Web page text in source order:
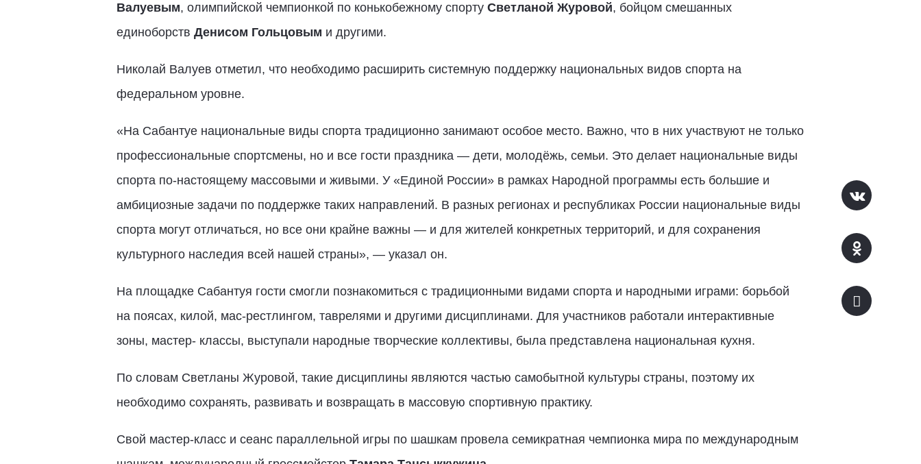
Валуевым, олимпийской чемпионкой по конькобежному спорту Светланой Журовой, бойцом смешанных
единоборств Денисом Гольцовым и другими.
Николай Валуев отметил, что необходимо расширить системную поддержку национальных видов спорта на
федеральном уровне.
«На Сабантуе национальные виды спорта традиционно занимают особое место. Важно, что в них участвуют не только
профессиональные спортсмены, но и все гости праздника — дети, молодёжь, семьи. Это делает национальные виды
спорта по-настоящему массовыми и живыми. У «Единой России» в рамках Народной программы есть большие и
амбициозные задачи по поддержке таких направлений. В разных регионах и республиках России национальные виды
спорта могут отличаться, но все они крайне важны — и для жителей конкретных территорий, и для сохранения
культурного наследия всей нашей страны», — указал он.
На площадке Сабантуя гости смогли познакомиться с традиционными видами спорта и народными играми: борьбой
на поясах, килой, мас-рестлингом, таврелями и другими дисциплинами. Для участников работали интерактивные
зоны, мастер- классы, выступали народные творческие коллективы, была представлена национальная кухня.
По словам Светланы Журовой, такие дисциплины являются частью самобытной культуры страны, поэтому их
необходимо сохранять, развивать и возвращать в массовую спортивную практику.
Свой мастер-класс и сеанс параллельной игры по шашкам провела семикратная чемпионка мира по международным